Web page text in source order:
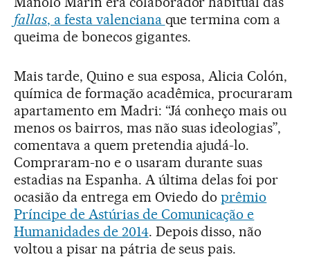
fallas, a festa valenciana que termina com a
queima de bonecos gigantes.
Mais tarde, Quino e sua esposa, Alicia Colón,
química de formação acadêmica, procuraram
apartamento em Madri: “Já conheço mais ou
menos os bairros, mas não suas ideologias”,
comentava a quem pretendia ajudá-lo.
Compraram-no e o usaram durante suas
estadias na Espanha. A última delas foi por
ocasião da entrega em Oviedo doprêmio
Príncipe de Astúrias de Comunicação e
Humanidades de 2014. Depois disso, não
voltou a pisar na pátria de seus pais.